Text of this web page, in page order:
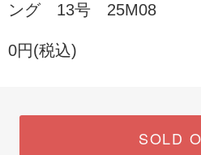
ング 13号 25M08
0円(税込)
SOLD